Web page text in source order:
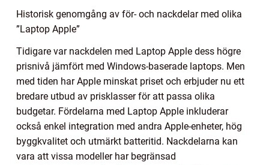
Historisk genomgång av för- och nackdelar med olika
”Laptop Apple”
Tidigare var nackdelen med Laptop Apple dess högre
prisnivå jämfört med Windows-baserade laptops. Men
med tiden har Apple minskat priset och erbjuder nu ett
bredare utbud av prisklasser för att passa olika
budgetar. Fördelarna med Laptop Apple inkluderar
också enkel integration med andra Apple-enheter, hög
byggkvalitet och utmärkt batteritid. Nackdelarna kan
vara att vissa modeller har begränsad